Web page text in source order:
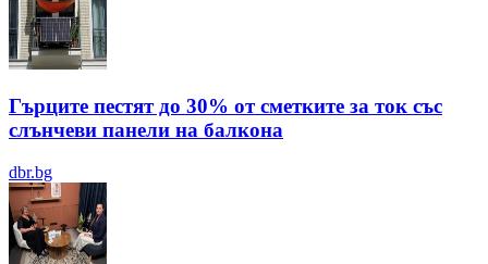
Гърците пестят до 30% от сметките за ток със
слънчеви панели на балкона
dbr.bg